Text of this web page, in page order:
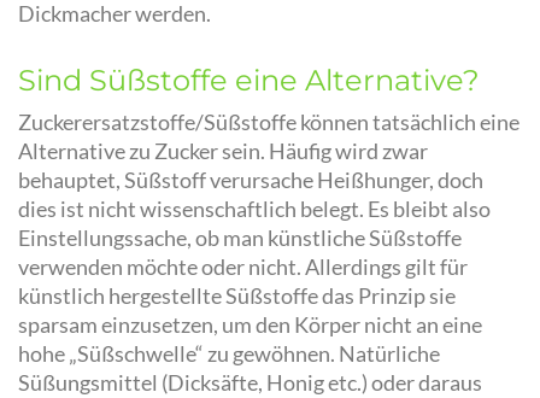
Dickmacher werden.
Sind Süßstoffe eine Alternative?
Zuckerersatzstoffe/Süßstoffe können tatsächlich eine
Alternative zu Zucker sein. Häufig wird zwar
behauptet, Süßstoff verursache Heißhunger, doch
dies ist nicht wissenschaftlich belegt. Es bleibt also
Einstellungssache, ob man künstliche Süßstoffe
verwenden möchte oder nicht. Allerdings gilt für
künstlich hergestellte Süßstoffe das Prinzip sie
sparsam einzusetzen, um den Körper nicht an eine
hohe „Süßschwelle“ zu gewöhnen. Natürliche
Süßungsmittel (Dicksäfte, Honig etc.) oder daraus